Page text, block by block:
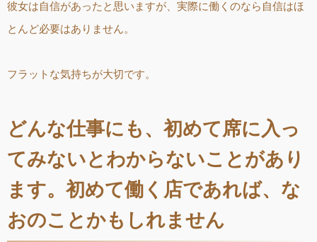
彼女は自信があったと思いますが、実際に働くのなら自信はほ
とんど必要はありません。
フラットな気持ちが大切です。
どんな仕事にも、初めて席に入っ
てみないとわからないことがあり
ます。初めて働く店であれば、な
おのことかもしれません